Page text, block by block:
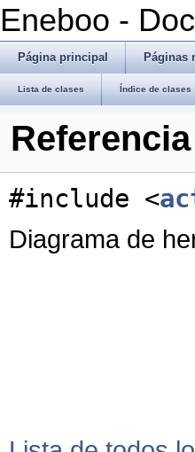
Eneboo -
Página principal Páginas
Lista de clases Índice de clases
#include <
Diagrama de